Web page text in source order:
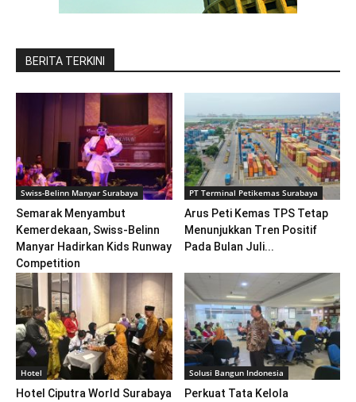
BERITA TERKINI
Swiss-Belinn Manyar Surabaya
Semarak Menyambut
Kemerdekaan, Swiss-Belinn
Manyar Hadirkan Kids Runway
Competition
PT Terminal Petikemas Surabaya
Arus Peti Kemas TPS Tetap
Menunjukkan Tren Positif
Pada Bulan Juli...
Hotel
Hotel Ciputra World Surabaya
Solusi Bangun Indonesia
Perkuat Tata Kelola